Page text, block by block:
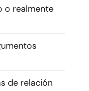
o realmente
de relación